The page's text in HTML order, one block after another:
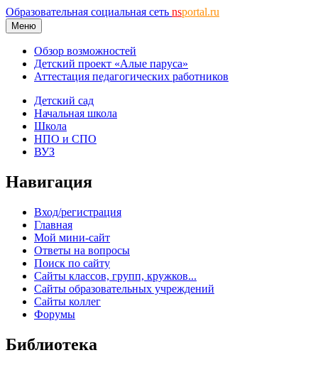
Образовательная социальная сеть nsportal.ru
Меню
Обзор возможностей
Детский проект «Алые паруса»
Аттестация педагогических работников
Детский сад
Начальная школа
Школа
НПО и СПО
ВУЗ
Навигация
Вход/регистрация
Главная
Мой мини-сайт
Ответы на вопросы
Поиск по сайту
Сайты классов, групп, кружков...
Сайты образовательных учреждений
Сайты коллег
Форумы
Библиотека